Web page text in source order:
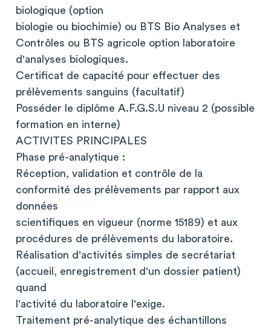
biologique (option
biologie ou biochimie) ou BTS Bio Analyses et
Contrôles ou BTS agricole option laboratoire
d'analyses biologiques.
Certificat de capacité pour effectuer des
prélèvements sanguins (facultatif)
Posséder le diplôme A.F.G.S.U niveau 2 (possible
formation en interne)
ACTIVITES PRINCIPALES
Phase pré-analytique :
Réception, validation et contrôle de la
conformité des prélèvements par rapport aux
données
scientifiques en vigueur (norme 15189) et aux
procédures de prélèvements du laboratoire.
Réalisation d'activités simples de secrétariat
(accueil, enregistrement d'un dossier patient)
quand
l'activité du laboratoire l'exige.
Traitement pré-analytique des échantillons